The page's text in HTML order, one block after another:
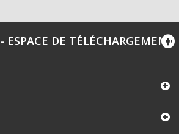
ESPACE DE TÉLÉCHARGEMENT